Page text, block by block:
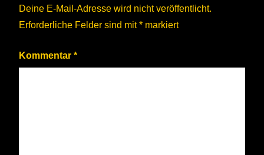
Deine E-Mail-Adresse wird nicht veröffentlicht.
Erforderliche Felder sind mit* markiert
Kommentar *